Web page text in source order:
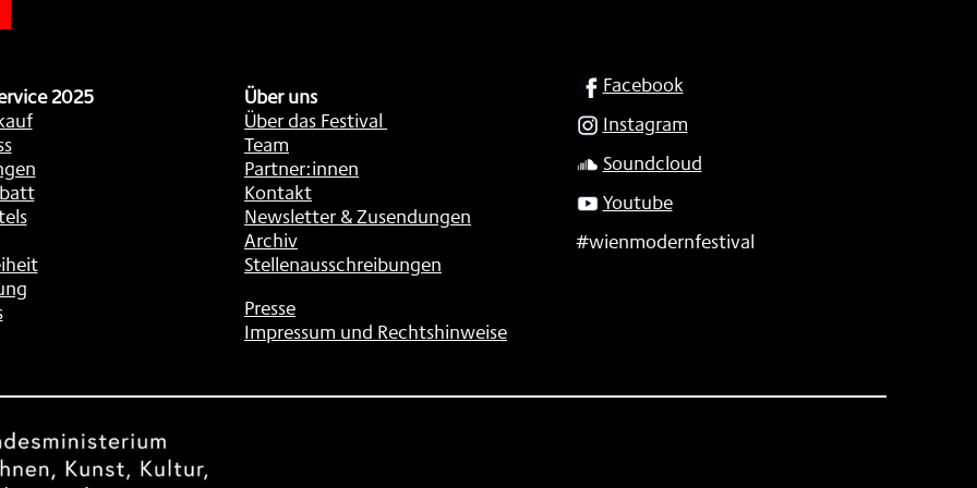
2025
Über uns
Über das Festival
Team
Partner:innen
Kontakt
Newsletter & Zusendungen
Archiv
Stellenausschreibungen
Presse
Impressum und Rechtshinweise
SOCIAL
Facebook
Instagram
Soundcloud
Youtube
#wienmodernfestival